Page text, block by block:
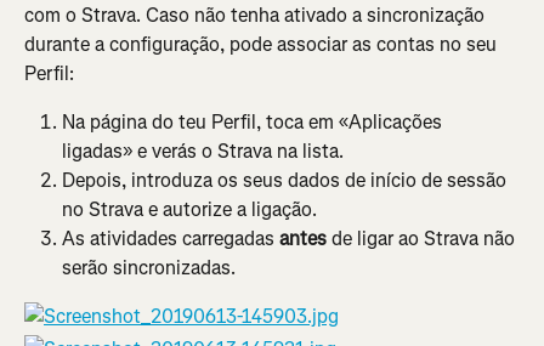
com o Strava. Caso não tenha ativado a sincronização
durante a configuração, pode associar as contas no seu
Perfil:
Na página do teu Perfil, toca em «Aplicações
ligadas» e verás o Strava na lista.
Depois, introduza os seus dados de início de sessão
no Strava e autorize a ligação.
As atividades carregadas antes de ligar ao Strava não
serão sincronizadas.